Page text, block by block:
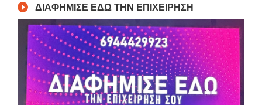
ΔΙΑΦΗΜΙΣΕ ΕΔΩ ΤΗΝ ΕΠΙΧΕΙΡΗΣΗ